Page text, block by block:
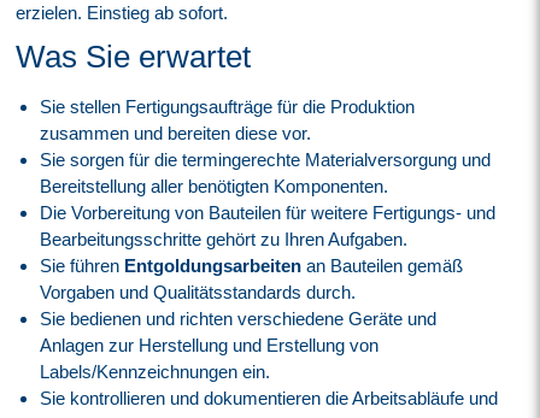
erzielen. Einstieg ab sofort.
Was Sie erwartet
Sie stellen Fertigungsaufträge für die Produktion
zusammen und bereiten diese vor.
Sie sorgen für die termingerechte Materialversorgung und
Bereitstellung aller benötigten Komponenten.
Die Vorbereitung von Bauteilen für weitere Fertigungs- und
Bearbeitungsschritte gehört zu Ihren Aufgaben.
Sie führen Entgoldungsarbeiten an Bauteilen gemäß
Vorgaben und Qualitätsstandards durch.
Sie bedienen und richten verschiedene Geräte und
Anlagen zur Herstellung und Erstellung von
Labels/Kennzeichnungen ein.
Sie kontrollieren und dokumentieren die Arbeitsabläufe und